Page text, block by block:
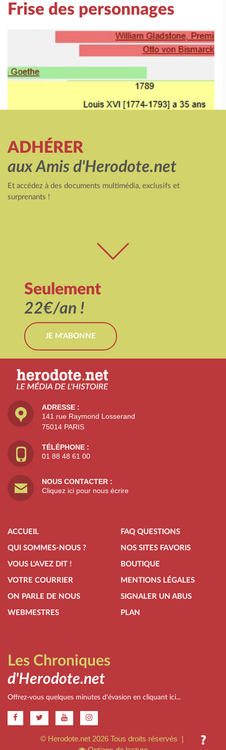
Frise des personnages
ADHÉRER
aux Amis d'Herodote.net
Et accédez à des documents multimédia, exclusifs et
surprenants !
Seulement
22€/an !
JE M'ABONNE
ADRESSE :
141 rue Raymond Losserand
75014 PARIS
TÉLÉPHONE :
01 88 48 61 00
NOUS CONTACTER :
Cliquez ici pour nous écrire
ACCUEIL
QUI SOMMES-NOUS ?
VOUS L'AVEZ DIT !
VOTRE COURRIER
ON PARLE DE NOUS
WEBMESTRES
FAQ QUESTIONS
NOS SITES FAVORIS
BOUTIQUE
MENTIONS LÉGALES
SIGNALER UN ABUS
PLAN
Les Chroniques
d'Herodote.net
Offrez-vous quelques minutes d'évasion en cliquant ici...
© Herodote.net 2026 Tous droits réservés |